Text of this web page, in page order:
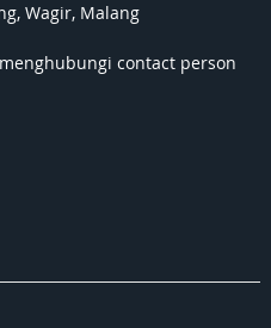
Wagir, Malang
contact person